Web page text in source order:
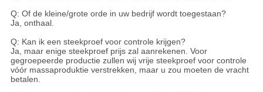
Q: Of de kleine/grote orde in uw bedrijf wordt toegestaan?
Ja, onthaal.
Q: Kan ik een steekproef voor controle krijgen?
Ja, maar enige steekproef prijs zal aanrekenen. Voor
gegroepeerde productie zullen wij vrije steekproef voor controle
vóór massaproduktie verstrekken, maar u zou moeten de vracht
betalen